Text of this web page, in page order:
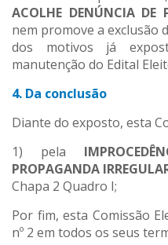
ACOLHE DENÚNCIA DE
nem promove a exclusão
dos motivos já
manutenção do Edital
4. Da conclusão
Diante do exposto, esta
1) pela
PROPAGANDA
Chapa 2 Quadro I;
Por fim, esta Comissão
nº 2 em todos os seus